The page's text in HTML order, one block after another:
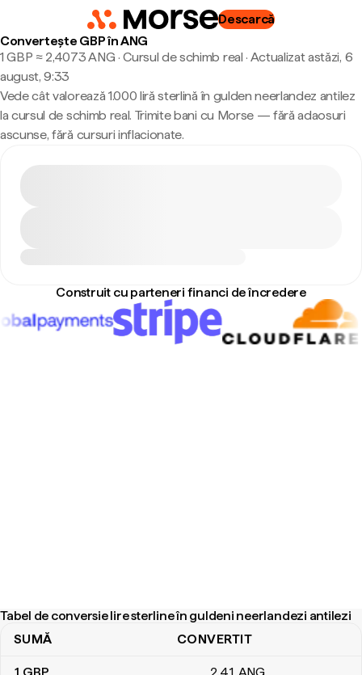
Descarcă
Convertește GBP în ANG
1 GBP ≈ 2,4073 ANG · Cursul de schimb real · Actualizat astăzi, 6
august, 9:33
Vede cât valorează 1.000 liră sterlină în gulden neerlandez antilez
la cursul de schimb real. Trimite bani cu Morse — fără adaosuri
ascunse, fără cursuri inflacionate.
Construit cu parteneri financi de încredere
Tabel de conversie lire sterline în guldeni neerlandezi antilezi
Tabel de conversie lire sterline în guldeni neerlandezi antilezi
SUMĂ CONVERTIT